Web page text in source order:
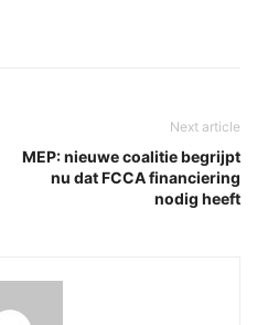
Next article
MEP: nieuwe coalitie begrijpt
nu dat FCCA financiering
nodig heeft